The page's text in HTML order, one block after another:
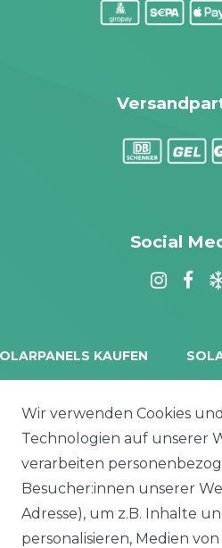
Social
KAUFEN
Solar Module
10
Wir verwenden Cookies
Technologien auf unserer
verarbeiten
Besucher:innen unserer
Adresse), um z.B. Inhalte
personalisieren, Medien